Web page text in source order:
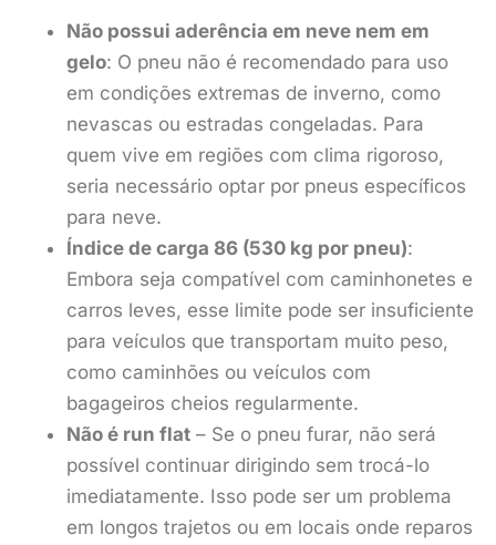
Não possui aderência em neve nem em
gelo: O pneu não é recomendado para uso
em condições extremas de inverno, como
nevascas ou estradas congeladas. Para
quem vive em regiões com clima rigoroso,
seria necessário optar por pneus específicos
para neve.
Índice de carga 86 (530 kg por pneu):
Embora seja compatível com caminhonetes e
carros leves, esse limite pode ser insuficiente
para veículos que transportam muito peso,
como caminhões ou veículos com
bagageiros cheios regularmente.
Não é run flat – Se o pneu furar, não será
possível continuar dirigindo sem trocá-lo
imediatamente. Isso pode ser um problema
em longos trajetos ou em locais onde reparos